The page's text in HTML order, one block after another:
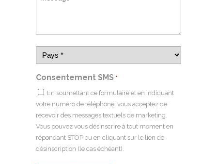
Consentement SMS *
En soumettant ce formulaire et en indiquant
votre numéro de téléphone, vous acceptez de
recevoir des messages textuels de marketing.
Vous pouvez vous désinscrire à tout moment en
répondant STOP ou en cliquant sur le lien de
désinscription (le cas échéant).